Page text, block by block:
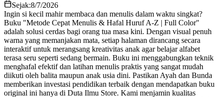
Sejak:8/7/2026
Ingin si kecil mahir membaca dan menulis dalam waktu singkat?
Buku "Metode Cepat Menulis & Hafal Huruf A-Z | Full Color"
adalah solusi cerdas bagi orang tua masa kini. Dengan visual penuh
warna yang memanjakan mata, setiap halaman dirancang secara
interaktif untuk merangsang kreativitas anak agar belajar alfabet
terasa seru seperti sedang bermain. Buku ini menggabungkan teknik
menghafal efektif dan latihan menulis praktis yang sangat mudah
diikuti oleh balita maupun anak usia dini. Pastikan Ayah dan Bunda
memberikan investasi pendidikan terbaik dengan mendapatkan buku
original ini hanya di Duta Ilmu Store. Kami menjamin kualitas